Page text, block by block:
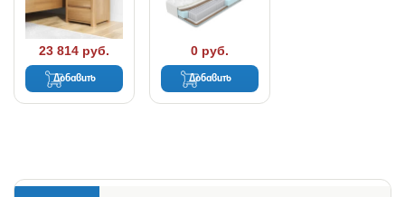
23 814 руб.
Добавить
0 руб.
Добавить